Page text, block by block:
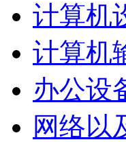
计算机
计算机
办公设
网络以